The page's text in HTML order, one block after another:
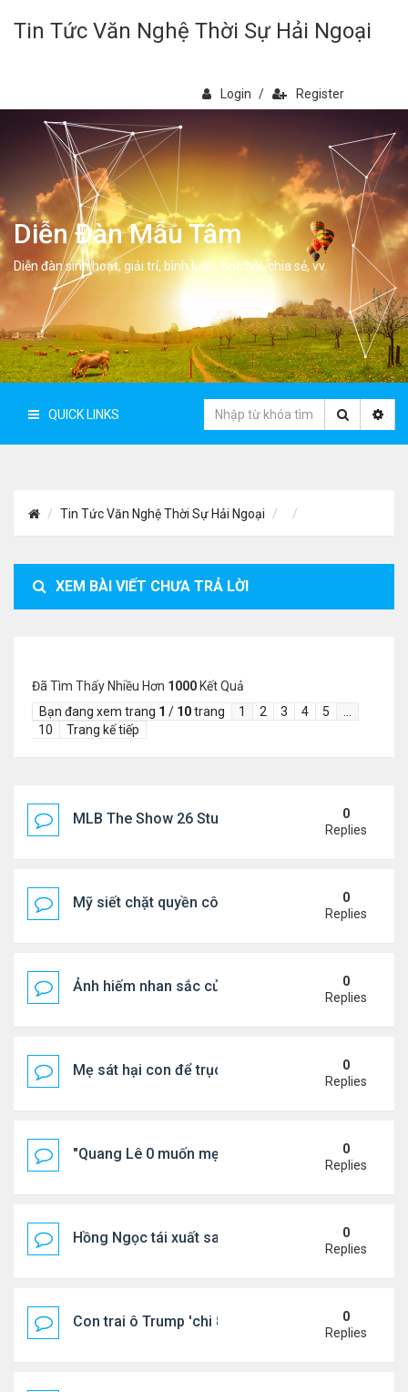
Tin Tức Văn Nghệ Thời Sự Hải Ngoại
Login / Register
Diễn Đàn Mẫu Tâm
Diễn đàn sinh hoạt, giải trí, bình luân, học hỏi, chia sẻ, vv.
QUICK LINKS
Tin Tức Văn Nghệ Thời Sự Hải Ngoại
XEM BÀI VIẾT CHƯA TRẢ LỜI
Đã Tìm Thấy Nhiều Hơn 1000 Kết Quả
Bạn đang xem trang 1 / 10trang 1 2 3 4 5
10
Trang kế tiếp
MLB The Show 26 Stubs Tips for Efficient
0
Replies
Mỹ siết chặt quyền công dân theo nơi sinh, mở
0
Replies
Ảnh hiếm nhan sắc của Thẩm Thuý Hằng0
Replies
Mẹ sát hại con để trục lợi bảo hiểm
0
Replies
"Quang Lê 0 muốn mẹ thua kém người khác"
0
Replies
Hồng Ngọc tái xuất sau nhiều năm ở ẩn
0
Replies
Con trai ô Trump 'chi 8.5 triệu để xóa ràng buộc
0
Replies